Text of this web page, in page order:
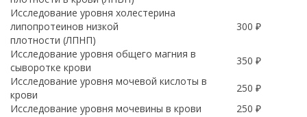
Исследование уровня холестерина
липопротеинов низкой
плотности (ЛПНП)
300 ₽
Исследование уровня общего магния в
сыворотке крови
350 ₽
Исследование уровня мочевой кислоты в
крови
250 ₽
Исследование уровня мочевины в крови
250 ₽